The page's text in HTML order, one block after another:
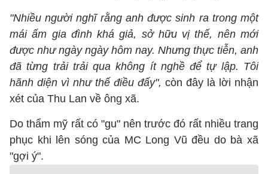
"Nhiều người nghĩ rằng anh được sinh ra trong một
mái ấm gia đình khá giả, sở hữu vị thế, nên mới
được như ngày ngày hôm nay. Nhưng thực tiễn, anh
đã từng trải trải qua không ít nghề để tự lập. Tôi
hãnh diện vì như thế điều đấy", còn đây là lời nhận
xét của Thu Lan về ông xã.
Do thẩm mỹ rất có "gu" nên trước đó rất nhiều trang
phục khi lên sóng của MC Long Vũ đều do bà xã
"gợi ý".